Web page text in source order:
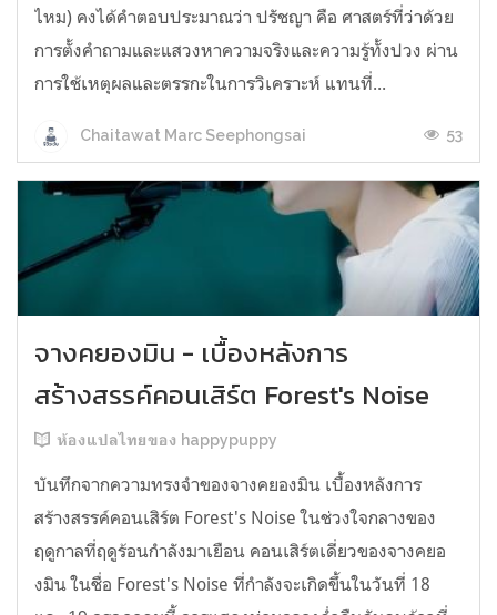
ไหม) คงได้คำตอบประมาณว่า ปรัชญา คือ ศาสตร์ที่ว่าด้วย
การตั้งคำถามและแสวงหาความจริงและความรู้ทั้งปวง ผ่าน
การใช้เหตุผลและตรรกะในการวิเคราะห์ แทนที่...
Chaitawat Marc Seephongsai 53
จางคยองมิน - เบื้องหลังการ
สร้างสรรค์คอนเสิร์ต Forest's Noise
ห้องแปลไทยของ happypuppy
บันทึกจากความทรงจำของจางคยองมิน เบื้องหลังการ
สร้างสรรค์คอนเสิร์ต Forest's Noise ในช่วงใจกลางของ
ฤดูกาลที่ฤดูร้อนกำลังมาเยือน คอนเสิร์ตเดี่ยวของจางคยอ
งมิน ในชื่อ Forest's Noise ที่กำลังจะเกิดขึ้นในวันที่ 18